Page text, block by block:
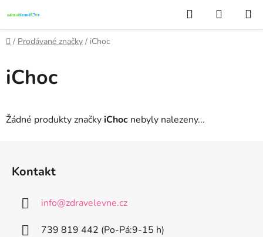
na
obsah
Hledat
KOŠÍK
Domů
/ Prodávané značky / iChoc
iChoc
Žádné produkty značkyiChoc nebyly nalezeny...
Kontakt
info@zdravelevne.cz
739 819 442 (Po-Pá:9-15 h)